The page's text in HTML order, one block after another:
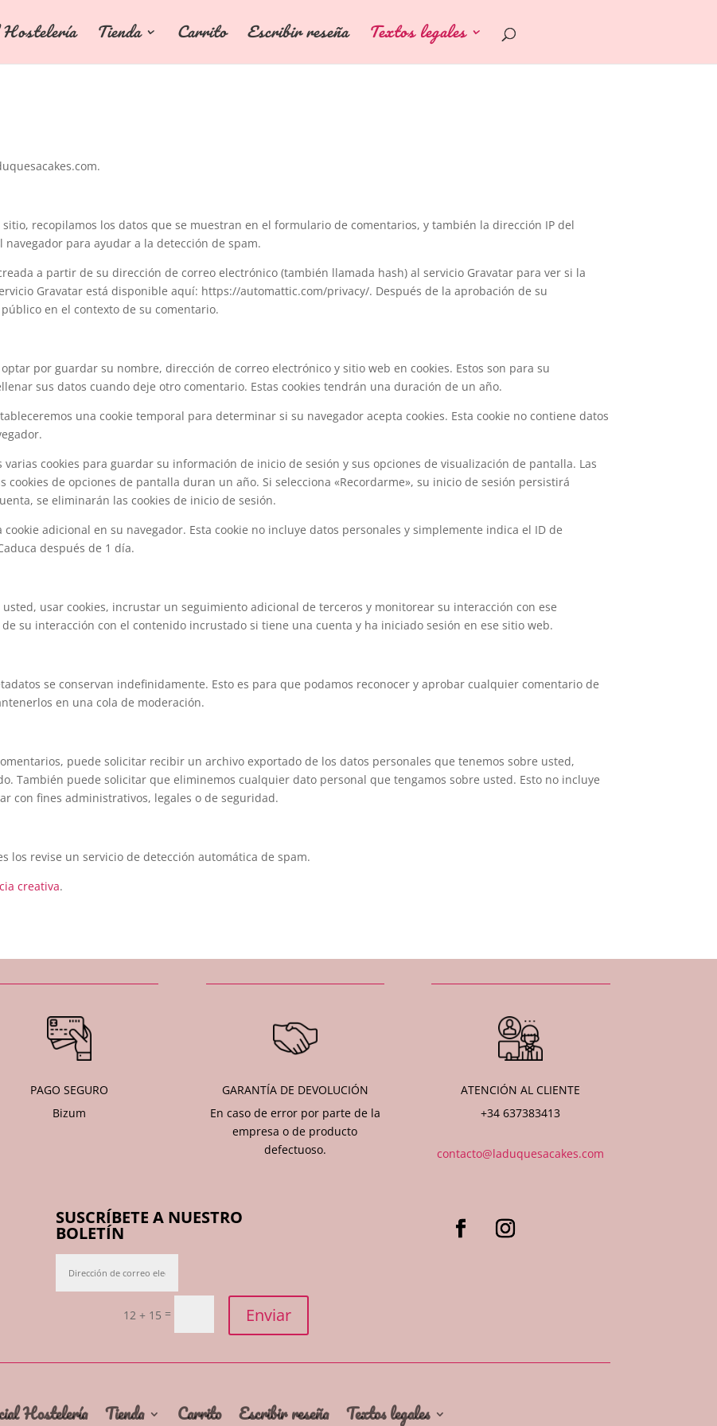
Hostelería Tienda Carrito Escribir reseña Textos legales
recopilamos los datos que se muestran en el formulario de comentarios, y también la dirección IP del
para ayudar a la detección de spam.
a partir de su dirección de correo electrónico (también llamada hash) al servicio Gravatar para ver si la
Gravatar está disponible aquí: https://automattic.com/privacy/. Después de la aprobación de su
en el contexto de su comentario.
por guardar su nombre, dirección de correo electrónico y sitio web en cookies. Estos son para su
sus datos cuando deje otro comentario. Estas cookies tendrán una duración de un año.
una cookie temporal para determinar si su navegador acepta cookies. Esta cookie no contiene datos
cookies para guardar su información de inicio de sesión y sus opciones de visualización de pantalla. Las
cookies de opciones de pantalla duran un año. Si selecciona «Recordarme», su inicio de sesión persistirá
se eliminarán las cookies de inicio de sesión.
adicional en su navegador. Esta cookie no incluye datos personales y simplemente indica el ID de
después de 1 día.
usar cookies, incrustar un seguimiento adicional de terceros y monitorear su interacción con ese
su interacción con el contenido incrustado si tiene una cuenta y ha iniciado sesión en ese sitio web.
se conservan indefinidamente. Esto es para que podamos reconocer y aprobar cualquier comentario de
en una cola de moderación.
puede solicitar recibir un archivo exportado de los datos personales que tenemos sobre usted,
También puede solicitar que eliminemos cualquier dato personal que tengamos sobre usted. Esto no incluye
con fines administrativos, legales o de seguridad.
los revise un servicio de detección automática de spam.
creativa.
PAGO SEGURO
Bizum
GARANTÍA DE DEVOLUCIÓN
En caso de error por parte de la
empresa o de producto
defectuoso.
ATENCIÓN AL CLIENTE
+34 637383413
contacto@laduquesacakes.com
SUSCRÍBETE A NUESTRO
BOLETÍN
12 + 15 = Enviar
Hostelería Tienda Carrito Escribir reseña Textos legales